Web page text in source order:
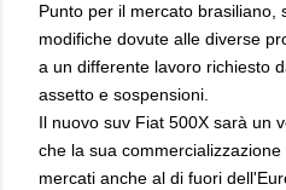
Punto per il mercato brasiliano,
modifiche dovute alle diverse
a un differente lavoro richiesto
assetto e sospensioni.
Il nuovo suv Fiat 500X sarà un
che la sua
mercati anche al di fuori